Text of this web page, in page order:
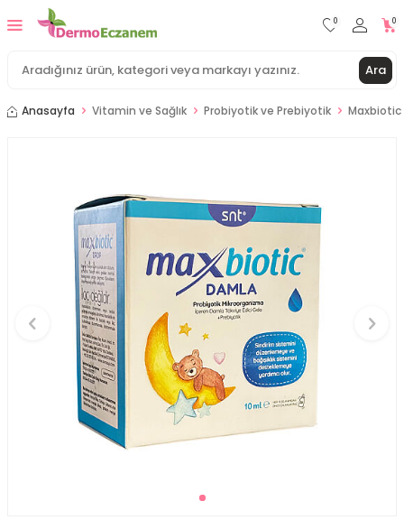
Ara
0 0
Anasayfa Vitamin ve Sağlık Probiyotik ve Prebiyotik Maxbiotic